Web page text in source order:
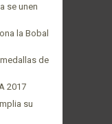
se unen
la Bobal
de
2017
su